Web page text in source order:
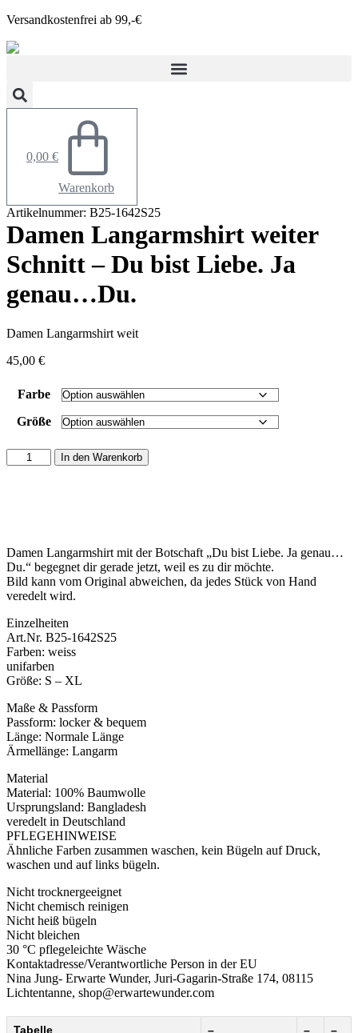
Zum
springen
Versandkostenfrei ab 99,-€
0,00 €
Warenkorb
Artikelnummer: B25-1642S25
Damen Langarmshirt weiter
Schnitt – Du bist Liebe. Ja
genau…Du.
Damen Langarmshirt weit
45,00 €
Farbe
Größe
Damen
Langarmshirt
Liebe.
Ja
genau...Du.
Menge
In den Warenkorb
Damen Langarmshirt mit der Botschaft „Du bist Liebe. Ja genau…
Du.“ begegnet dir gerade jetzt, weil es zu dir möchte.
Bild kann vom Original abweichen, da jedes Stück von Hand
veredelt wird.
Einzelheiten
Art.Nr. B25-1642S25
Farben: weiss
unifarben
Größe: S – XL
Maße & Passform
Passform: locker & bequem
Länge: Normale Länge
Ärmellänge: Langarm
Material
Material: 100% Baumwolle
Ursprungsland: Bangladesh
veredelt in Deutschland
PFLEGEHINWEISE
Ähnliche Farben zusammen waschen, kein Bügeln auf Druck,
waschen und auf links bügeln.
Nicht trocknergeeignet
Nicht chemisch reinigen
Nicht heiß bügeln
Nicht bleichen
30 °C pflegeleichte Wäsche
Kontaktadresse/Verantwortliche Person in der EU
Nina Jung- Erwarte Wunder, Juri-Gagarin-Straße 174, 08115
Lichtentanne, shop@erwartewunder.com
Tabelle – – –